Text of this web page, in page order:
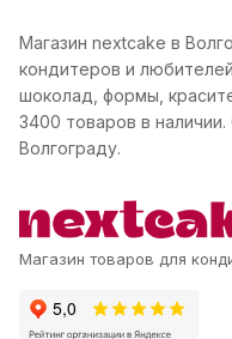
Магазин nextcake в
кондитеров и
шоколад, формы,
3400 товаров в
Волгограду.
Магазин товаров для